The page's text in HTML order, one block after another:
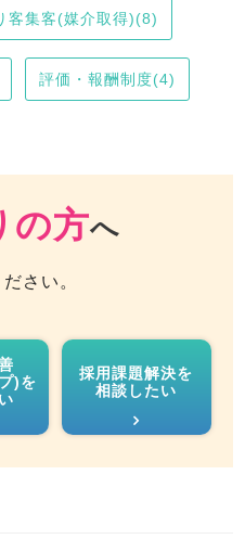
客集客(媒介取得)(8)
評価・報酬制度(4)
の方へ
さい。
)を
採用課題解決を
相談したい